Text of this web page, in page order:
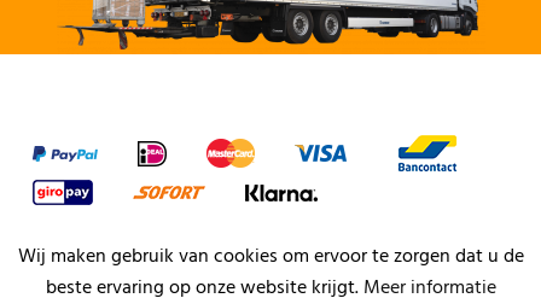
Wij maken gebruik van cookies om ervoor te zorgen dat u de
beste ervaring op onze website krijgt.Meer informatie